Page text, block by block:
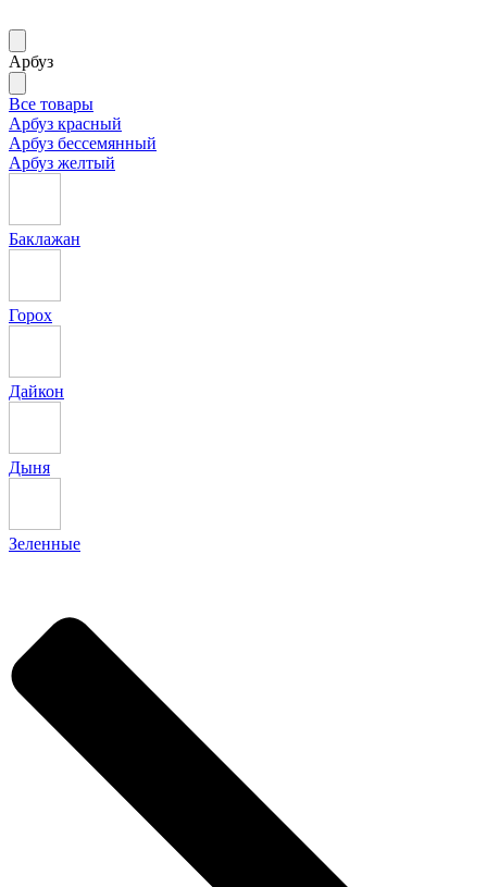
Арбуз
Все товары
Арбуз красный
Арбуз бессемянный
Арбуз желтый
Баклажан
Горох
Дайкон
Дыня
Зеленные